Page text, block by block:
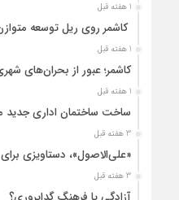
1 هفته قبل
کاشمر روی ریل توسعه
1 هفته قبل
کاشمر؛ عبور از بحران‌های
1 هفته قبل
ساخت ساختمان اداری جدید
3 هفته قبل
«علی‌الاصول»، دستاویزی
3 هفته قبل